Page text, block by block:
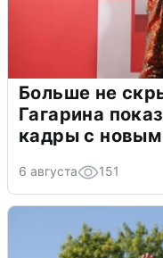
Больше не
Гагарина
кадры с
6 августа 151